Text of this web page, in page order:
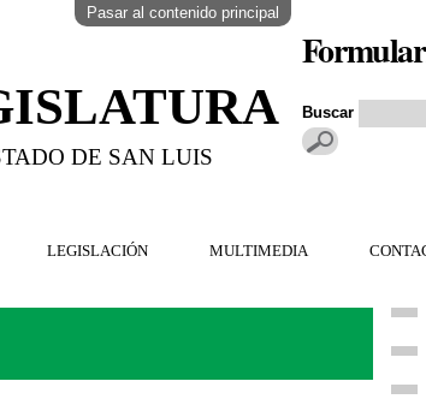
Pasar al contenido principal
Buscar
DE SAN LUIS
LEGISLACIÓN MULTIMEDIA